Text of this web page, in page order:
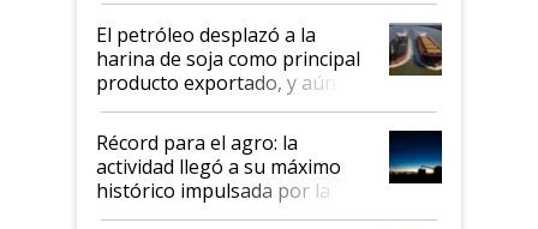
El petróleo desplazó a la
harina de soja como principal
producto exportado, y aún así
el agro aportó casi seis de cada
diez dólares y sostuvo el
liderazgo en un semestre
récord
Récord para el agro: la
actividad llegó a su máximo
histórico impulsada por la
cosecha y las exportaciones